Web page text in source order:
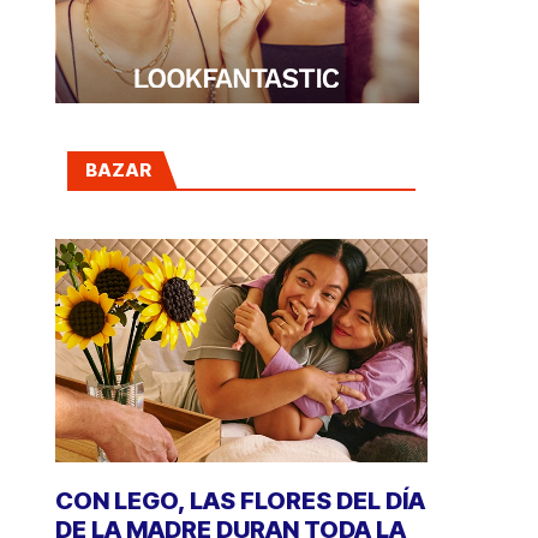
BAZAR
CON LEGO, LAS FLORES DEL DÍA
DE LA MADRE DURAN TODA LA